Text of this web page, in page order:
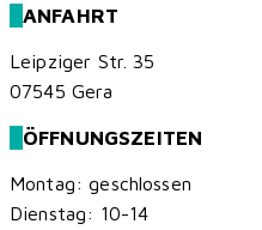
ANFAHRT
Leipziger Str. 35
07545 Gera
ÖFFNUNGSZEITEN
Montag: geschlossen
Dienstag: 10-14